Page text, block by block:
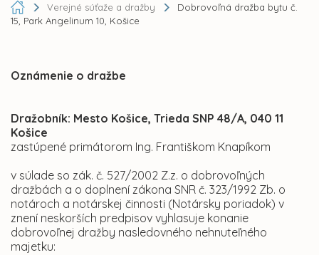
Verejné súťaže a dražby
Dobrovoľná dražba bytu č.
15, Park Angelinum 10, Košice
Oznámenie o dražbe
Dražobník: Mesto Košice, Trieda SNP 48/A, 040 11
Košice
zastúpené primátorom Ing. Františkom Knapíkom
v súlade so zák. č. 527/2002 Z.z. o dobrovoľných
dražbách a o doplnení zákona SNR č. 323/1992 Zb. o
notároch a notárskej činnosti (Notársky poriadok) v
znení neskorších predpisov vyhlasuje konanie
dobrovoľnej dražby nasledovného nehnuteľného
majetku: